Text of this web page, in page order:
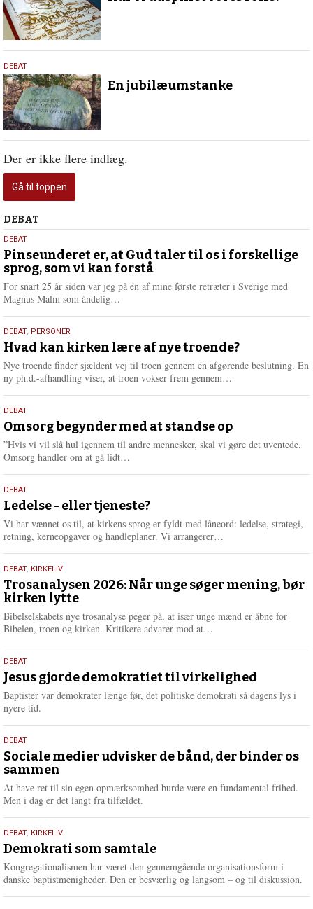
2023
27.
oktober
2019
DEBAT
En jubilæumstanke
Der er ikke flere indlæg.
Gå til toppen
Debat
DEBAT
5.
august
2026
DEBAT
Pinseunderet er, at Gud taler til os i forskellige
sprog, som vi kan forstå
For snart 25 år siden var jeg på én af mine første retræter i Sverige med
Magnus Malm som åndelig…
e
e
25.
juli
2026
DEBAT, PERSONER
Hvad kan kirken lære af nye troende?
Nye troende finder sjældent vej til troen gennem én afgørende beslutning. En
ny ph.d.-afhandling viser, at troen vokser frem gennem…
e
e
9.
juli
2026
DEBAT
Omsorg begynder med at standse op
”Hvis vi vil slå hul igennem til andre mennesker, skal vi gøre det uventede.
Omsorg handler om at gå lidt…
e
e
10.
juni
2026
DEBAT
Ledelse - eller tjeneste?
Vi har vænnet os til, at kirkens sprog er fyldt med låneord: ledelse, strategi,
retning, kerneopgaver og handleplaner. Vi arrangerer…
e
2.
juni
2026
DEBAT, KIRKELIV
Trosanalysen 2026: Når unge søger mening, bør
kirken lytte
Bibelselskabets nye trosanalyse peger på, at især unge mænd er åbne for
Bibelen, troen og kirken. Kritikere advarer mod at…
e
e
18.
maj
2026
DEBAT
Jesus gjorde demokratiet til virkelighed
Baptister var demokrater længe før, det politiske demokrati så dagens lys i
nyere tid.
18.
maj
2026
DEBAT
Sociale medier udvisker de bånd, der binder os
sammen
At have ret til sin egen opmærksomhed burde være en fundamental frihed.
Men i dag er det langt fra tilfældet.
18.
maj
2026
DEBAT, KIRKELIV
Demokrati som samtale
Kongregationalismen har været den gennemgående organisationsform i
danske baptistmenigheder. Den er besværlig og langsom – og til diskussion.